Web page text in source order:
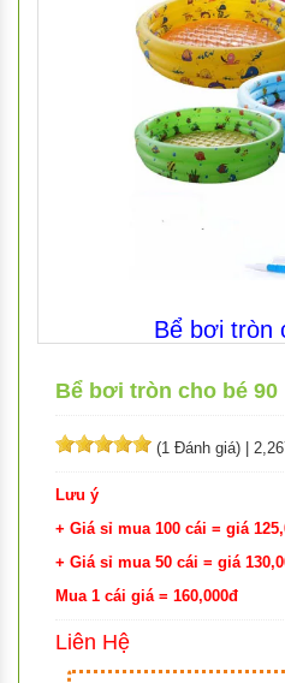
Bể bơi tròn
Bể bơi tròn cho bé 90
(1 Đánh giá)
Lưu ý
+ Giá sỉ mua 100 cái = giá
+ Giá sỉ mua 50 cái = giá
Mua 1 cái giá = 160,000đ
Liên Hệ